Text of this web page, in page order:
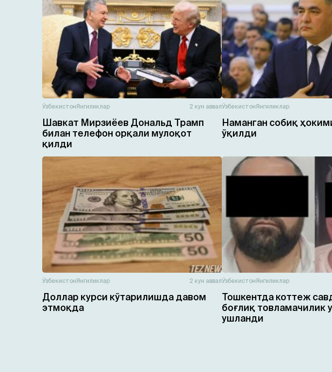
ЎзбекистонЯнгиликлар 2 кун аввал
Шавкат Мирзиёев Дональд Трамп
билан телефон орқали мулоқот
қилди
ЎзбекистонЯнгиликлар
Наманган собиқ
ўқилди
ЎзбекистонЯнгиликлар 2 кун аввал
Доллар курси кўтарилишда давом
этмоқда
ЎзбекистонЯнгиликлар
Тошкентда коттеж
боғлиқ товламачилик
ушланди